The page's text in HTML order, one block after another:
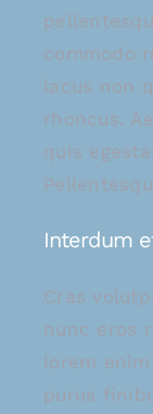
commodo
lacus non
rhoncus.
quis
Interdum
Cras
nunc eros
lorem
purus